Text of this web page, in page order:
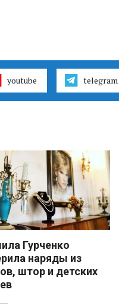
youtube telegram
Гурченко
наряды из
штор и детских